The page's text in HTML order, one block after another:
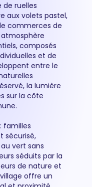
ruelles
aux volets pastel,
commerces de
composés
et de
entre le
la lumière
sur la côte
familles
sécurisé,
vert sans
séduits par la
de nature et
offre un